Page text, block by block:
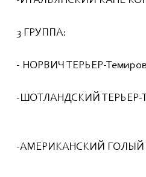
3 ГРУППА:
- НОРВИЧ ТЕРЬЕР-
-ШОТЛАНДСКИЙ ТЕРЬЕР-
-АМЕРИКАНСКИЙ ГОЛЫЙ